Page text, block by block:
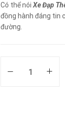
Có thể nói Xe Đạp
đồng hành đáng tin
đường.